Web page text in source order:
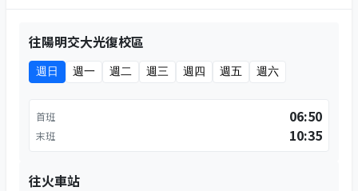
往陽明交大光復校區
週日 週一 週二 週三 週四 週五 週六
首班 06:50
末班 10:35
往火車站